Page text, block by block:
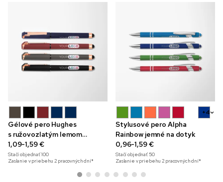
Gélové pero Hughes
s ružovozlatým lemom
a plnofarebnou potlačou
1,09-1,59 €
Stačí objednať100
Zaslanie v priebehu 2 pracovných dní*
+4
Stylusové pero Alpha
Rainbow jemné na dotyk
0,96-1,59 €
Stačí objednať 50
Zaslanie v priebehu 2 pracovných dní*